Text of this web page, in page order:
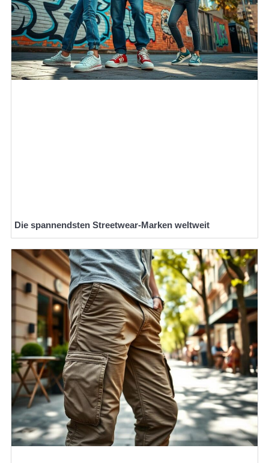
Die spannendsten Streetwear-Marken weltweit